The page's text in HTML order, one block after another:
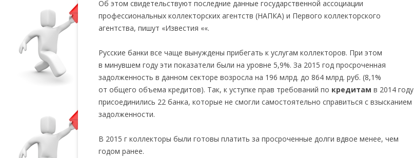
Об этом свидетельствуют последние данные государственной ассоциации
профессиональных коллекторских агентств (НАПКА) и Первого коллекторского
агентства, пишут «Известия ««.
Русские банки все чаще вынуждены прибегать к услугам коллекторов. При этом
в минувшем году эти показатели были на уровне 5,9%. За 2015 год просроченная
задолженность в данном секторе возросла на 196 млрд. до 864 млрд. руб. (8,1%
от общего объема кредитов). Так, к уступке прав требований по кредитам в 2014 году
присоединились 22 банка, которые не смогли самостоятельно справиться с взысканием
задолженности.
В 2015 г коллекторы были готовы платить за просроченные долги вдвое менее, чем
годом ранее.